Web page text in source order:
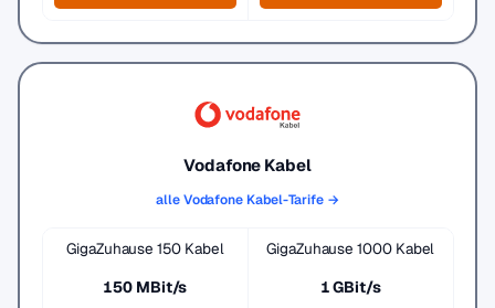
Vodafone Kabel
alle Vodafone Kabel-Tarife →
GigaZuhause 150 Kabel
150 MBit/s
GigaZuhause 1000 Kabel
1 GBit/s